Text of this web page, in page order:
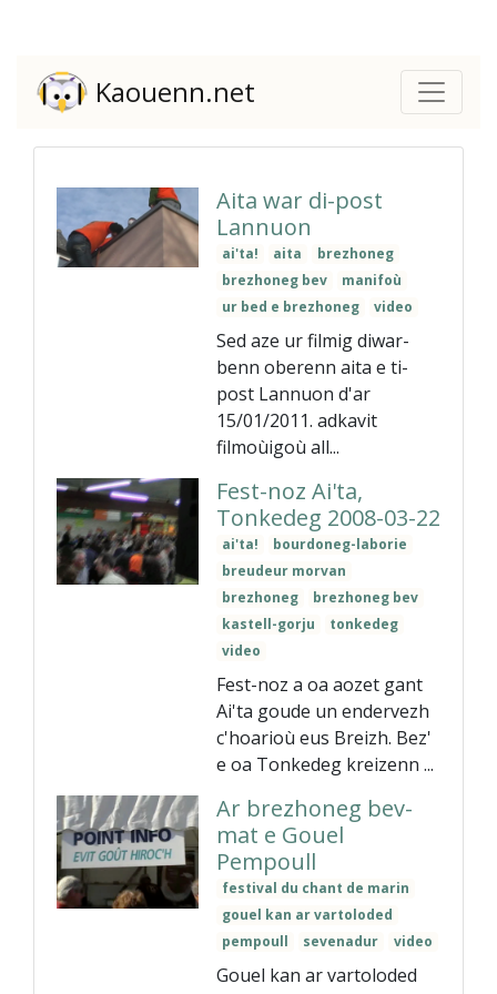
Kaouenn.net
Aita war di-post
Lannuon
ai'ta! aita
brezhoneg
brezhoneg bev
manifoù
ur bed e brezhoneg
video
Sed aze ur filmig diwar-
benn oberenn aita e ti-
post Lannuon d'ar
15/01/2011. adkavit
filmoùigoù all...
Fest-noz Ai'ta,
Tonkedeg 2008-03-22
ai'ta!
bourdoneg-laborie
breudeur morvan
brezhoneg
brezhoneg bev
kastell-gorju
tonkedeg
video
Fest-noz a oa aozet gant
Ai'ta goude un endervezh
c'hoarioù eus Breizh. Bez'
e oa Tonkedeg kreizenn ...
Ar brezhoneg bev-
mat e Gouel
Pempoull
festival du chant de marin
gouel kan ar vartoloded
pempoull
sevenadur video
Gouel kan ar vartoloded